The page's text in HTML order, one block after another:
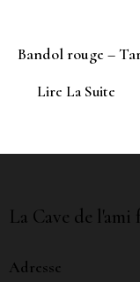
Bandol rouge –
Lire La Suite
La Cave de
Adresse